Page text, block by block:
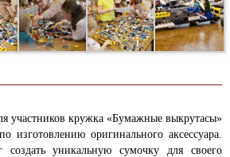
участников кружка «Бумажные выкрутасы»
изготовлению оригинального аксессуара.
уникальную сумочку для своего